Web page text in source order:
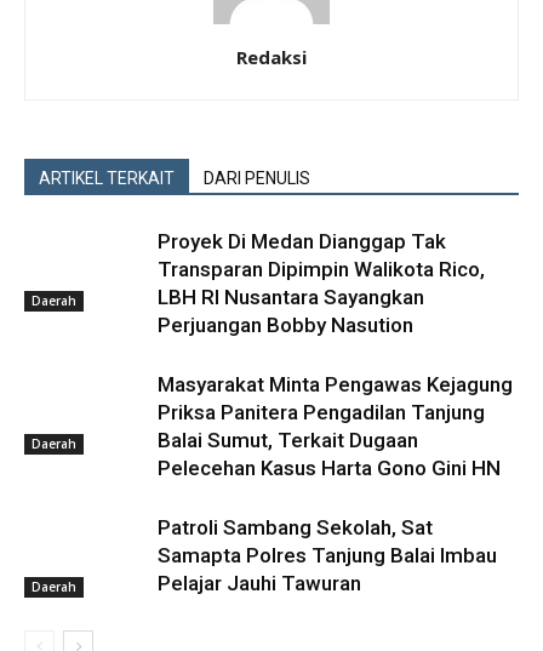
Redaksi
ARTIKEL TERKAIT DARI PENULIS
Daerah
Proyek Di Medan Dianggap Tak
Transparan Dipimpin Walikota Rico,
LBH RI Nusantara Sayangkan
Perjuangan Bobby Nasution
Daerah
Masyarakat Minta Pengawas Kejagung
Priksa Panitera Pengadilan Tanjung
Balai Sumut, Terkait Dugaan
Pelecehan Kasus Harta Gono Gini HN
Daerah
Patroli Sambang Sekolah, Sat
Samapta Polres Tanjung Balai Imbau
Pelajar Jauhi Tawuran